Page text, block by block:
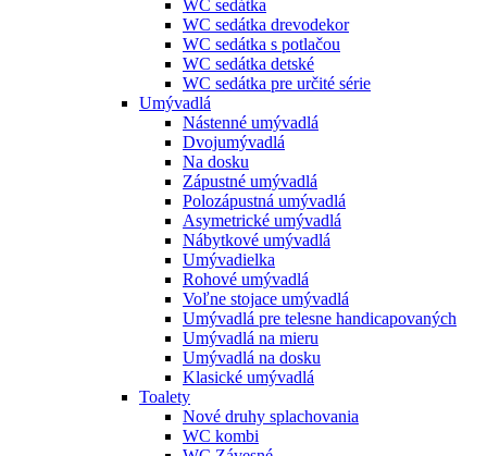
WC sedátka
WC sedátka drevodekor
WC sedátka s potlačou
WC sedátka detské
WC sedátka pre určité série
Umývadlá
Nástenné umývadlá
Dvojumývadlá
Na dosku
Zápustné umývadlá
Polozápustná umývadlá
Asymetrické umývadlá
Nábytkové umývadlá
Umývadielka
Rohové umývadlá
Voľne stojace umývadlá
Umývadlá pre telesne handicapovaných
Umývadlá na mieru
Umývadlá na dosku
Klasické umývadlá
Toalety
Nové druhy splachovania
WC kombi